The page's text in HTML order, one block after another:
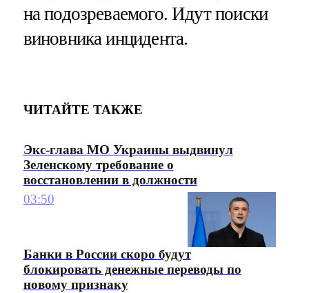
на подозреваемого. Идут поиски
виновника инцидента.
ЧИТАЙТЕ ТАКЖЕ
Экс-глава МО Украины выдвинул
Зеленскому требование о
восстановлении в должности
03:50
Банки в России скоро будут
блокировать денежные переводы по
новому признаку